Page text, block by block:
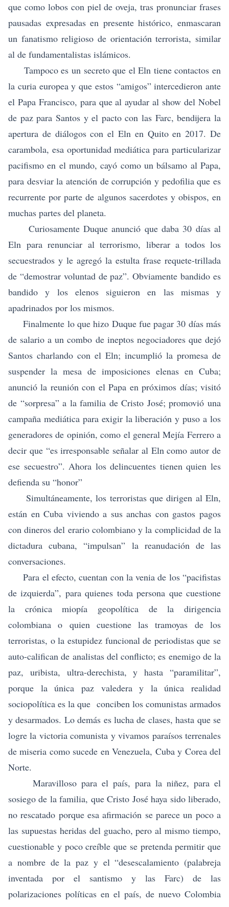
que como lobos con piel de oveja, tras pronunciar frases
pausadas expresadas en presente histórico, enmascaran
un fanatismo religioso de orientación terrorista, similar
al de fundamentalistas islámicos.
Tampoco es un secreto que el Eln tiene contactos en
la curia europea y que estos “amigos” intercedieron ante
el Papa Francisco, para que al ayudar al show del Nobel
de paz para Santos y el pacto con las Farc, bendijera la
apertura de diálogos con el Eln en Quito en 2017. De
carambola, esa oportunidad mediática para particularizar
pacifismo en el mundo, cayó como un bálsamo al Papa,
para desviar la atención de corrupción y pedofilia que es
recurrente por parte de algunos sacerdotes y obispos, en
muchas partes del planeta.
Curiosamente Duque anunció que daba 30 días al
Eln para renunciar al terrorismo, liberar a todos los
secuestrados y le agregó la estulta frase requete-trillada
de “demostrar voluntad de paz”. Obviamente bandido es
bandido y los elenos siguieron en las mismas y
apadrinados por los mismos.
Finalmente lo que hizo Duque fue pagar 30 días más
de salario a un combo de ineptos negociadores que dejó
Santos charlando con el Eln; incumplió la promesa de
suspender la mesa de imposiciones elenas en Cuba;
anunció la reunión con el Papa en próximos días; visitó
de “sorpresa” a la familia de Cristo José; promovió una
campaña mediática para exigir la liberación y puso a los
generadores de opinión, como el general Mejía Ferrero a
decir que “es irresponsable señalar al Eln como autor de
ese secuestro”. Ahora los delincuentes tienen quien les
defienda su “honor”
Simultáneamente, los terroristas que dirigen al Eln,
están en Cuba viviendo a sus anchas con gastos pagos
con dineros del erario colombiano y la complicidad de la
dictadura cubana, “impulsan” la reanudación de las
conversaciones.
Para el efecto, cuentan con la venia de los “pacifistas
de izquierda”, para quienes toda persona que cuestione
la crónica miopía geopolítica de la dirigencia
colombiana o quien cuestione las tramoyas de los
terroristas, o la estupidez funcional de periodistas que se
auto-califican de analistas del conflicto; es enemigo de la
paz, uribista, ultra-derechista, y hasta “paramilitar”,
porque la única paz valedera y la única realidad
sociopolítica es la que conciben los comunistas armados
y desarmados. Lo demás es lucha de clases, hasta que se
logre la victoria comunista y vivamos paraísos terrenales
de miseria como sucede en Venezuela, Cuba y Corea del
Norte.
Maravilloso para el país, para la niñez, para el
sosiego de la familia, que Cristo José haya sido liberado,
no rescatado porque esa afirmación se parece un poco a
las supuestas heridas del guacho, pero al mismo tiempo,
cuestionable y poco creíble que se pretenda permitir que
a nombre de la paz y el “desescalamiento (palabreja
inventada por el santismo y las Farc) de las
polarizaciones políticas en el país, de nuevo Colombia